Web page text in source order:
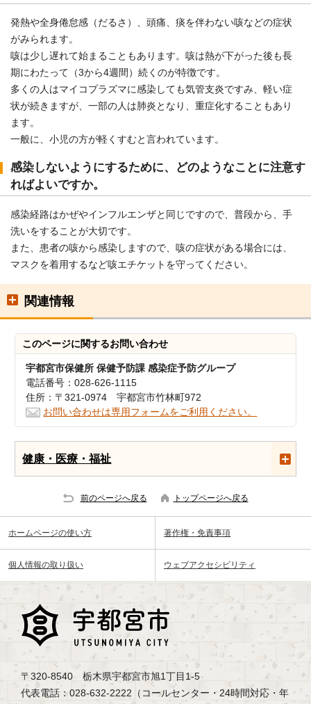
発熱や全身倦怠感（だるさ）、頭痛、痰を伴わない咳などの症状
がみられます。
咳は少し遅れて始まることもあります。咳は熱が下がった後も長
期にわたって（3から4週間）続くのが特徴です。
多くの人はマイコプラズマに感染しても気管支炎ですみ、軽い症
状が続きますが、一部の人は肺炎となり、重症化することもあり
ます。
一般に、小児の方が軽くすむと言われています。
感染しないようにするために、どのようなことに注意す
ればよいですか。
感染経路はかぜやインフルエンザと同じですので、普段から、手
洗いをすることが大切です。
また、患者の咳から感染しますので、咳の症状がある場合には、
マスクを着用するなど咳エチケットを守ってください。
関連情報
このページに関するお問い合わせ
宇都宮市保健所 保健予防課 感染症予防グループ
電話番号：028-626-1115
住所：〒321-0974 宇都宮市竹林町972
お問い合わせは専用フォームをご利用ください。
健康・医療・福祉
前のページへ戻る トップページへ戻る
ホームページの使い方 著作権・免責事項
個人情報の取り扱い ウェブアクセシビリティ
〒320-8540 栃木県宇都宮市旭1丁目1-5
代表電話：028-632-2222（コールセンター・24時間対応・年